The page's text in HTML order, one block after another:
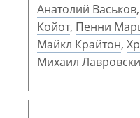
Анатолий Васьков,
Койот, Пенни
Майкл Крайтон,
Михаил